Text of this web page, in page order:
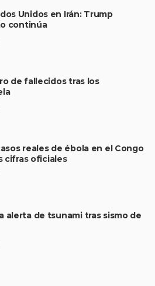
Unidos en Irán: Trump
continúa
de fallecidos tras los
reales de ébola en el Congo
cifras oficiales
alerta de tsunami tras sismo de